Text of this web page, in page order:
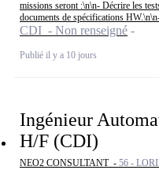
missions seront :\n\n- Décrire les
documents de spécifications HW.\n\n-
CDI - Non renseigné
Publié il y a 10 jours
Ingénieur
H/F (CDI)
NEO2 CONSULTANT - 56 -